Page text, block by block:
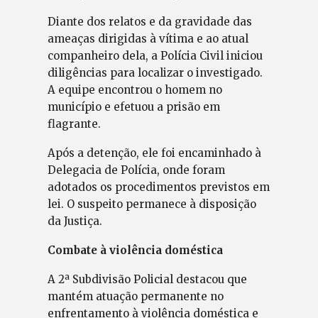
Diante dos relatos e da gravidade das
ameaças dirigidas à vítima e ao atual
companheiro dela, a Polícia Civil iniciou
diligências para localizar o investigado.
A equipe encontrou o homem no
município e efetuou a prisão em
flagrante.
Após a detenção, ele foi encaminhado à
Delegacia de Polícia, onde foram
adotados os procedimentos previstos em
lei. O suspeito permanece à disposição
da Justiça.
Combate à violência doméstica
A 2ª Subdivisão Policial destacou que
mantém atuação permanente no
enfrentamento à violência doméstica e